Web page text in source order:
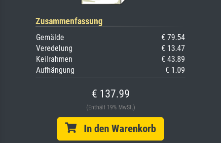
Zusammenfassung
Gemälde
€ 79.54
Veredelung
€ 13.47
Keilrahmen
€ 43.89
Aufhängung
€ 1.09
€ 137.99
(Enthält 19% MwSt.)
In den Warenkorb